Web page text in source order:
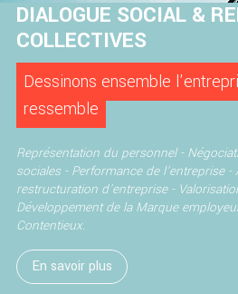
DIALOGUE SOCIAL &
COLLECTIVES
Dessinons ensemble
ressemble
Représentation du personnel -
sociales - Performance de l’entreprise -
restructuration d’entreprise -
Développement de la Marque
Contentieux.
En savoir plus